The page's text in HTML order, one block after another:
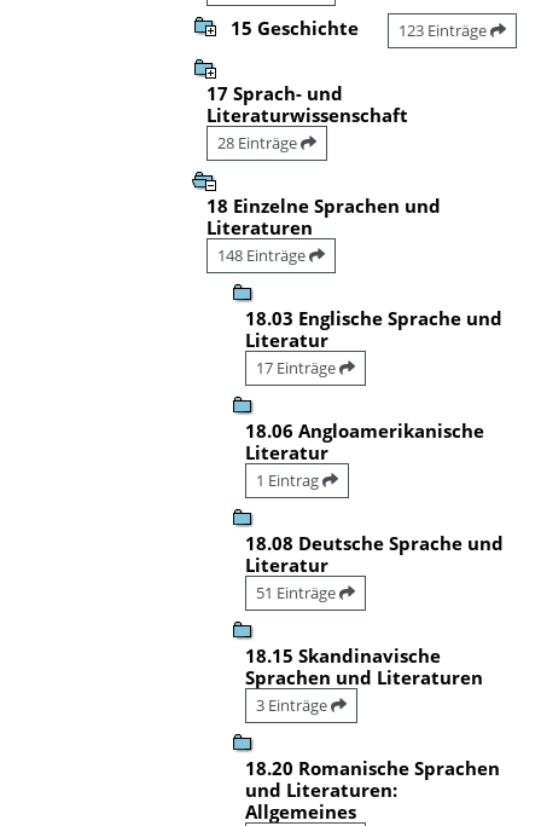
15 Geschichte 123 Einträge
17 Sprach- und
Literaturwissenschaft
28 Einträge
18 Einzelne Sprachen und
Literaturen
148 Einträge
18.03 Englische Sprache und
Literatur
17 Einträge
18.06 Angloamerikanische
Literatur
1 Eintrag
18.08 Deutsche Sprache und
Literatur
51 Einträge
18.15 Skandinavische
Sprachen und Literaturen
3 Einträge
18.20 Romanische Sprachen
und Literaturen:
Allgemeines